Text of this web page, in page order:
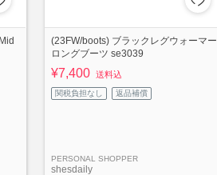
(23FW/boots) ブラックレグウォーマー
ロングブーツ se3039
¥7,400 送料込
関税負担なし 返品補償
PERSONAL SHOPPER
shesdaily